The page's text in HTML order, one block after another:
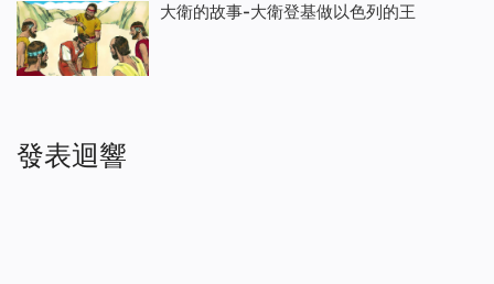
大衛的故事-大衛登基做以色列的王
發表迴響